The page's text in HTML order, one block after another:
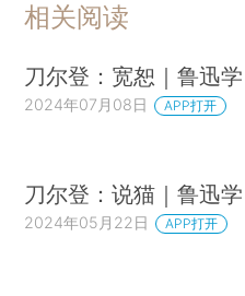
相关阅读
刀尔登：宽恕｜鲁迅学
2024年07月08日 APP打开
刀尔登：说猫｜鲁迅学
2024年05月22日 APP打开